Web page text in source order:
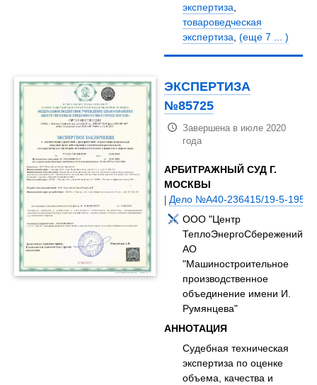
экспертиза,
товароведческая
экспертиза,(еще 7 ... )
ЭКСПЕРТИЗА
№85725
Завершена в июле 2020
года
АРБИТРАЖНЫЙ СУД Г.
МОСКВЫ
| Дело №А40-236415/19-5-1956
ООО "Центр
ТеплоЭнергоСбережений",
АО
"Машиностроительное
производственное
объединение имени И.
Румянцева"
АННОТАЦИЯ
Судебная техническая
экспертиза по оценке
объема, качества и